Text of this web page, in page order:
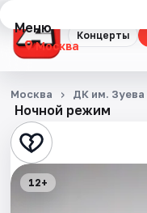
Концерты
Меню
Москва
Концерты
Театр
Стендап
Ночной режим
Москва ДК им. Зуева
12+